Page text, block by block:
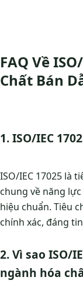
FAQ Về
Chất Bán
1. ISO/IEC
ISO/IEC 17025 là
chung về năng
hiệu chuẩn. Tiêu
chính xác, đáng
2. Vì sao ISO/
ngành hóa